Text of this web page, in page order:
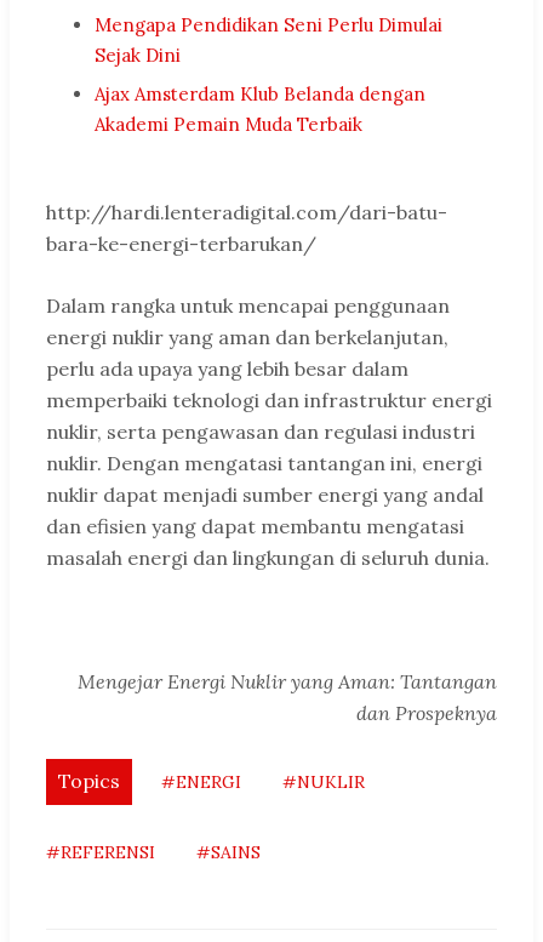
Mengapa Pendidikan Seni Perlu Dimulai
Sejak Dini
Ajax Amsterdam Klub Belanda dengan
Akademi Pemain Muda Terbaik
http://hardi.lenteradigital.com/dari-batu-
bara-ke-energi-terbarukan/
Dalam rangka untuk mencapai penggunaan
energi nuklir yang aman dan berkelanjutan,
perlu ada upaya yang lebih besar dalam
memperbaiki teknologi dan infrastruktur energi
nuklir, serta pengawasan dan regulasi industri
nuklir. Dengan mengatasi tantangan ini, energi
nuklir dapat menjadi sumber energi yang andal
dan efisien yang dapat membantu mengatasi
masalah energi dan lingkungan di seluruh dunia.
Mengejar Energi Nuklir yang Aman: Tantangan
dan Prospeknya
Topics #ENERGI #NUKLIR
#REFERENSI #SAINS